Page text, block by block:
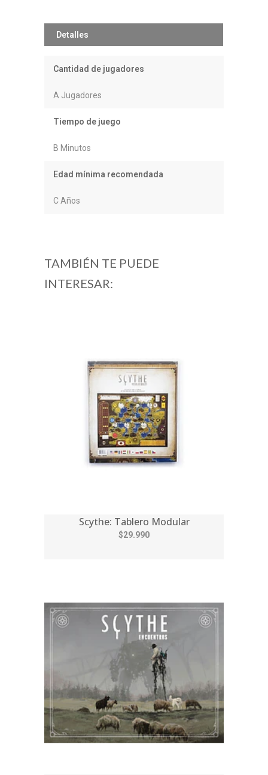
Detalles
Cantidad de jugadores
A Jugadores
Tiempo de juego
B Minutos
Edad mínima recomendada
C Años
TAMBIÉN TE PUEDE
INTERESAR:
Scythe: Tablero Modular
$29.990